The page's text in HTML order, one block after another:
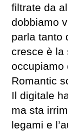
filtrate da
dobbiamo
parla tanto
cresce è la
occupiamo
Romantic
Il digitale
ma sta
legami e